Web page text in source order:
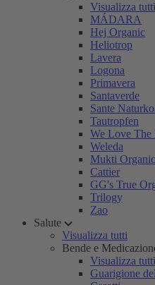
Visualizza tutti
MÁDARA
Hej Organic
Heliotrop
Lavera
Logona
Primavera
Santaverde
Sante
Tautropfen
We Love The
Weleda
Mukti
Cattier
GG's True
Trilogy
Zao
Salute
Visualizza tutti
Bende e
Visualizza tutti
Guarigione